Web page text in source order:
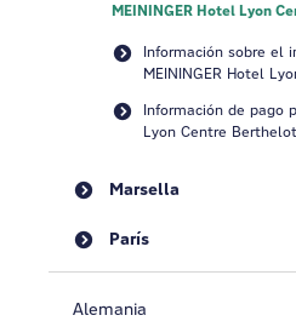
MEININGER Hotel Lyon
Información sobre el
MEININGER Hotel
Información de pago
Lyon Centre Berthelot
Marsella
París
Alemania